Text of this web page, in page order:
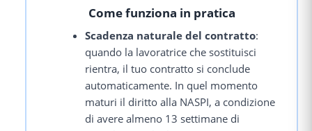
Come funziona in pratica
Scadenza naturale del contratto:
quando la lavoratrice che sostituisci
rientra, il tuo contratto si conclude
automaticamente. In quel momento
maturi il diritto alla NASPI, a condizione
di avere almeno 13 settimane di